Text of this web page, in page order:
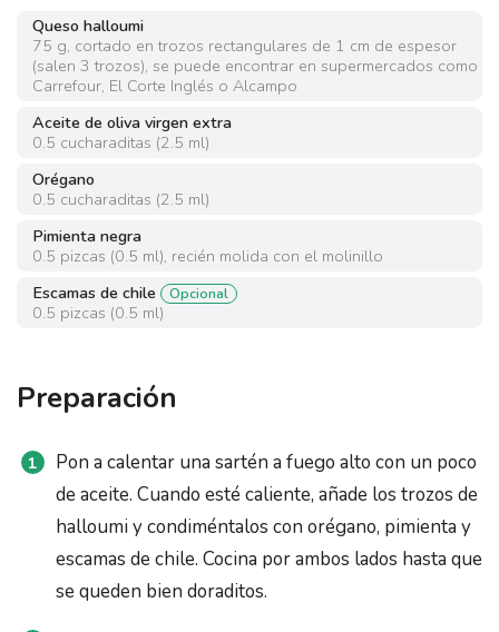
Queso halloumi
75 g, cortado en trozos rectangulares de 1 cm de espesor
(salen 3 trozos), se puede encontrar en supermercados como
Carrefour, El Corte Inglés o Alcampo
Aceite de oliva virgen extra
0.5 cucharaditas (2.5 ml)
Orégano
0.5 cucharaditas (2.5 ml)
Pimienta negra
0.5 pizcas (0.5 ml), recién molida con el molinillo
Escamas de chile
Opcional
0.5 pizcas (0.5 ml)
Preparación
Pon a calentar una sartén a fuego alto con un poco
de aceite. Cuando esté caliente, añade los trozos de
halloumi y condiméntalos con orégano, pimienta y
escamas de chile. Cocina por ambos lados hasta que
se queden bien doraditos.